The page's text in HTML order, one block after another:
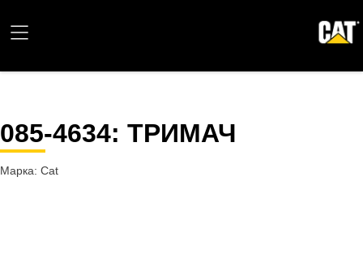
085-4634: ТРИМАЧ
Марка: Cat